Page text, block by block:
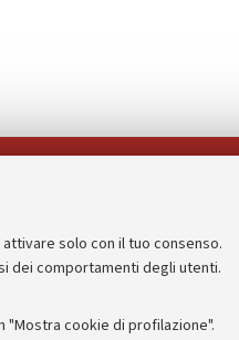
solo con il tuo consenso.
dei comportamenti degli utenti.
cookie di profilazione".
Informazioni sul sito e